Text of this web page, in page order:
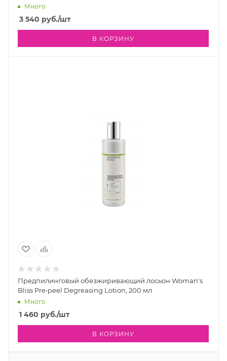
Много
3 540 руб./шт
В КОРЗИНУ
Предпилинговый обезжиривающий лосьон Woman's
Bliss Pre‐peel Degreasing Lotion, 200 мл
Много
1 460 руб./шт
В КОРЗИНУ